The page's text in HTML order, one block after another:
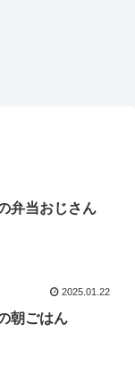
弁当おじさん
2025.01.22
朝ごはん